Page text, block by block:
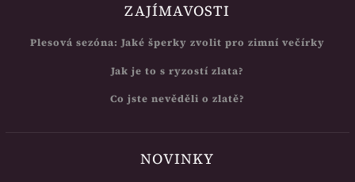
ZAJÍMAVOSTI
Plesová sezóna: Jaké šperky zvolit pro zimní večírky
Jak je to s ryzostí zlata?
Co jste nevěděli o zlatě?
NOVINKY